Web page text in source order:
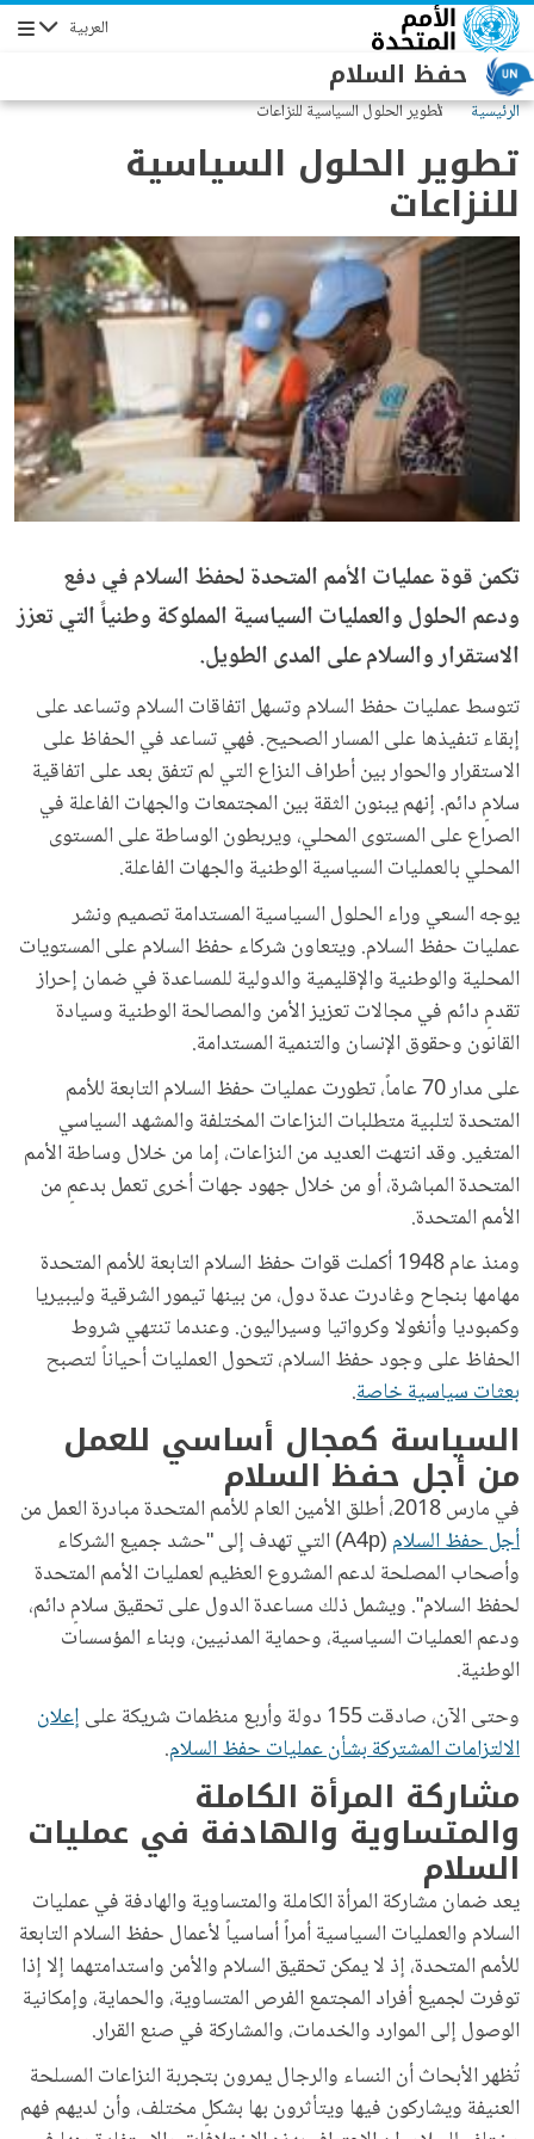
تجاوز إلى المحتوى الرئيسي العربية التنقل
حفظ السلام
الرئيسية تطوير الحلول السياسية للنزاعات
تطوير الحلول السياسية
للنزاعات
تكمن قوة عمليات الأمم المتحدة لحفظ السلام في دفع
ودعم الحلول والعمليات السياسية المملوكة وطنياً التي تعزز
الاستقرار والسلام على المدى الطويل.
تتوسط عمليات حفظ السلام وتسهل اتفاقات السلام وتساعد على
إبقاء تنفيذها على المسار الصحيح. فهي تساعد في الحفاظ على
الاستقرار والحوار بين أطراف النزاع التي لم تتفق بعد على اتفاقية
سلامٍ دائم. إنهم يبنون الثقة بين المجتمعات والجهات الفاعلة في
الصراع على المستوى المحلي، ويربطون الوساطة على المستوى
المحلي بالعمليات السياسية الوطنية والجهات الفاعلة.
يوجه السعي وراء الحلول السياسية المستدامة تصميم ونشر
عمليات حفظ السلام. ويتعاون شركاء حفظ السلام على المستويات
المحلية والوطنية والإقليمية والدولية للمساعدة في ضمان إحراز
تقدمٍ دائم في مجالات تعزيز الأمن والمصالحة الوطنية وسيادة
القانون وحقوق الإنسان والتنمية المستدامة.
على مدار 70 عاماً، تطورت عمليات حفظ السلام التابعة للأمم
المتحدة لتلبية متطلبات النزاعات المختلفة والمشهد السياسي
المتغير. وقد انتهت العديد من النزاعات، إما من خلال وساطة الأمم
المتحدة المباشرة، أو من خلال جهود جهات أخرى تعمل بدعمٍ من
الأمم المتحدة.
ومنذ عام 1948 أكملت قوات حفظ السلام التابعة للأمم المتحدة
مهامها بنجاح وغادرت عدة دول، من بينها تيمور الشرقية وليبيريا
وكمبوديا وأنغولا وكرواتيا وسيراليون. وعندما تنتهي شروط
الحفاظ على وجود حفظ السلام، تتحول العمليات أحياناً لتصبح
بعثات سياسية خاصة.
السياسة كمجال أساسي للعمل
من أجل حفظ السلام
في مارس 2018، أطلق الأمين العام للأمم المتحدة مبادرة العمل من
أجل حفظ السلام
(A4p) التي تهدف إلى "حشد جميع الشركاء
وأصحاب المصلحة لدعم المشروع العظيم لعمليات الأمم المتحدة
لحفظ السلام". ويشمل ذلك مساعدة الدول على تحقيق سلامٍ دائم،
ودعم العمليات السياسية، وحماية المدنيين، وبناء المؤسسات
الوطنية.
وحتى الآن، صادقت 155 دولة وأربع منظمات شريكة على
إعلان
الالتزامات المشتركة بشأن عمليات حفظ السلام.
مشاركة المرأة الكاملة
والمتساوية والهادفة في عمليات
السلام
يعد ضمان مشاركة المرأة الكاملة والمتساوية والهادفة في عمليات
السلام والعمليات السياسية أمراً أساسياً لأعمال حفظ السلام التابعة
للأمم المتحدة، إذ لا يمكن تحقيق السلام والأمن واستدامتهما إلا إذا
توفرت لجميع أفراد المجتمع الفرص المتساوية، والحماية، وإمكانية
الوصول إلى الموارد والخدمات، والمشاركة في صنع القرار.
تُظهر الأبحاث أن النساء والرجال يمرون بتجربة النزاعات المسلحة
العنيفة ويشاركون فيها ويتأثرون بها بشكلٍ مختلف، وأن لديهم فهم